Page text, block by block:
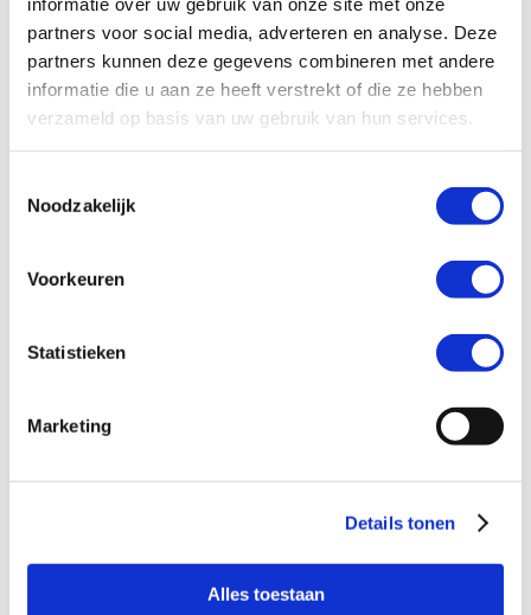
partners voor social media, adverteren en analyse. Deze
partners kunnen deze gegevens combineren met andere
informatie die u aan ze heeft verstrekt of die ze hebben
verzameld op basis van uw gebruik van hun services.
Noodzakelijk
Voorkeuren
Statistieken
Marketing
Details tonen
Alles toestaan
langer een toeslag in rekening waarmee jij de uitstoot van het
wagenpark compenseert.
Bedrijfsnaam
Naam contactpersoon
Mailadres
Telefoonnummer